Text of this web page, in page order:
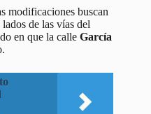
modificaciones buscan
de las vías del
en que la calle García